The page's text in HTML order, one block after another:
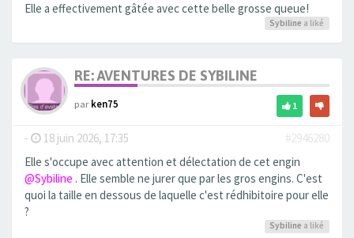
Elle a effectivement gâtée avec cette belle grosse queue!
Sybiline a liké
RE: AVENTURES DE SYBILINE
parken75 1
- 18 juin 2026, 17:35
#2946280
Elle s'occupe avec attention et délectation de cet engin
@Sybiline . Elle semble ne jurer que par les gros engins. C'est
quoi la taille en dessous de laquelle c'est rédhibitoire pour elle
?
Sybiline a liké